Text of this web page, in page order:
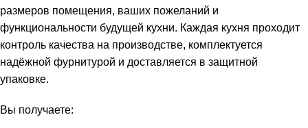
размеров помещения, ваших пожеланий и
функциональности будущей кухни. Каждая кухня проходит
контроль качества на производстве, комплектуется
надёжной фурнитурой и доставляется в защитной
упаковке.
Вы получаете: